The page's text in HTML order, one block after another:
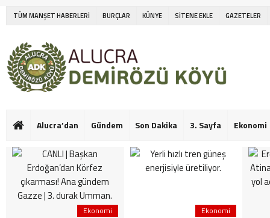
TÜM MANŞET HABERLERİ BURÇLAR KÜNYE SİTENE EKLE GAZETELER
Alucra’dan Gündem Son Dakika 3. Sayfa Ekonomi
Ekonomi Ekonomi